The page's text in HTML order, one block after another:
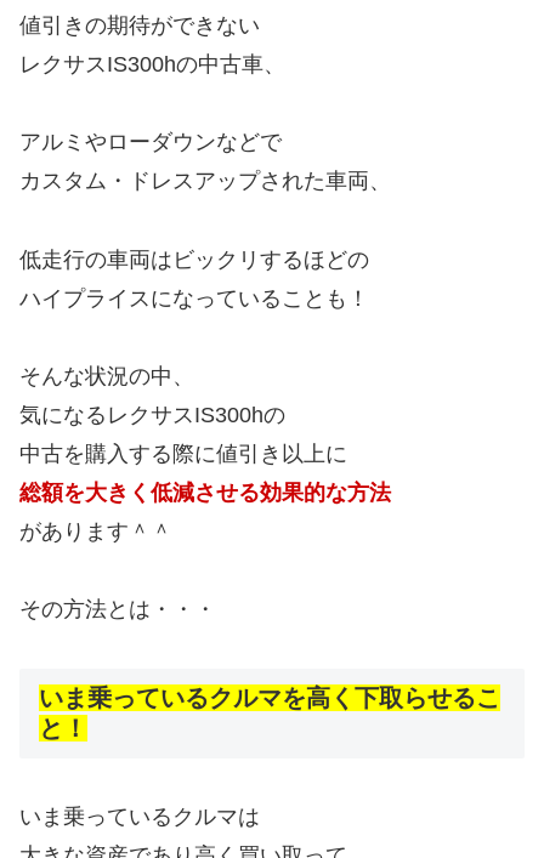
値引きの期待ができない
レクサスIS300hの中古車、
アルミやローダウンなどで
カスタム・ドレスアップされた車両、
低走行の車両はビックリするほどの
ハイプライスになっていることも！
そんな状況の中、
気になるレクサスIS300hの
中古を購入する際に値引き以上に
総額を大きく低減させる効果的な方法
があります＾＾
その方法とは・・・
いま乗っているクルマを高く下取らせるこ
と！
いま乗っているクルマは